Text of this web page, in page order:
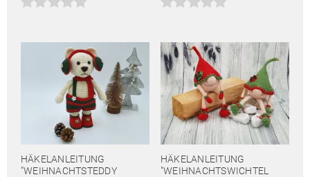
HÄKELANLEITUNG
"WEIHNACHTSTEDDY
HÄKELANLEITUNG
"WEIHNACHTSWICHTEL